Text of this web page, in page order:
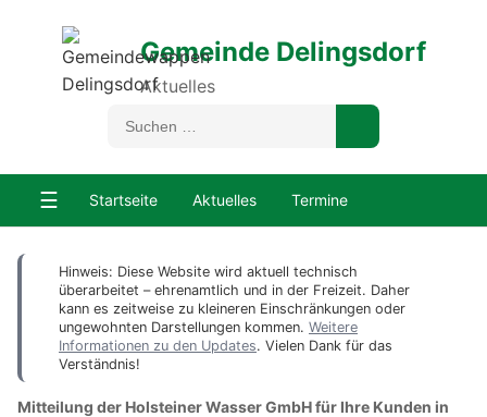
Gemeinde Delingsdorf
Aktuelles
☰ Startseite Aktuelles Termine
Hinweis: Diese Website wird aktuell technisch
überarbeitet – ehrenamtlich und in der Freizeit. Daher
kann es zeitweise zu kleineren Einschränkungen oder
ungewohnten Darstellungen kommen. Weitere
Informationen zu den Updates. Vielen Dank für das
Verständnis!
Mitteilung der Holsteiner Wasser GmbH für Ihre Kunden in